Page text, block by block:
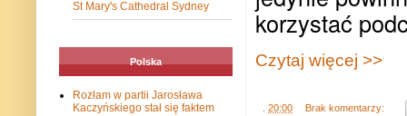
korzystać
Czytaj więcej >>
20:00 Brak komentarzy:
St Mary's Cathedral Sydney
Polska
Rozłam w partii Jarosława
Kaczyńskiego stał się faktem